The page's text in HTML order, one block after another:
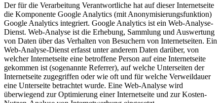
Der für die Verarbeitung Verantwortliche hat auf dieser Internetseite
die Komponente Google Analytics (mit Anonymisierungsfunktion)
Google Analytics integriert. Google Analytics ist ein Web-Analyse-
Dienst. Web-Analyse ist die Erhebung, Sammlung und Auswertung
von Daten über das Verhalten von Besuchern von Internetseiten. Ein
Web-Analyse-Dienst erfasst unter anderem Daten darüber, von
welcher Internetseite eine betroffene Person auf eine Internetseite
gekommen ist (sogenannte Referrer), auf welche Unterseiten der
Internetseite zugegriffen oder wie oft und für welche Verweildauer
eine Unterseite betrachtet wurde. Eine Web-Analyse wird
überwiegend zur Optimierung einer Internetseite und zur Kosten-